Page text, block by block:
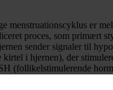
menstruationscyklus er
proces, som primært
sender signaler til
kirtel i hjernen), der
(follikelstimulerende